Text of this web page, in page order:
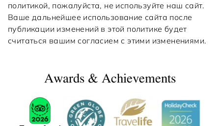
политикой, пожалуйста, не используйте наш сайт.
Ваше дальнейшее использование сайта после
публикации изменений в этой политике будет
считаться вашим согласием с этими изменениями.
Awards & Achievements